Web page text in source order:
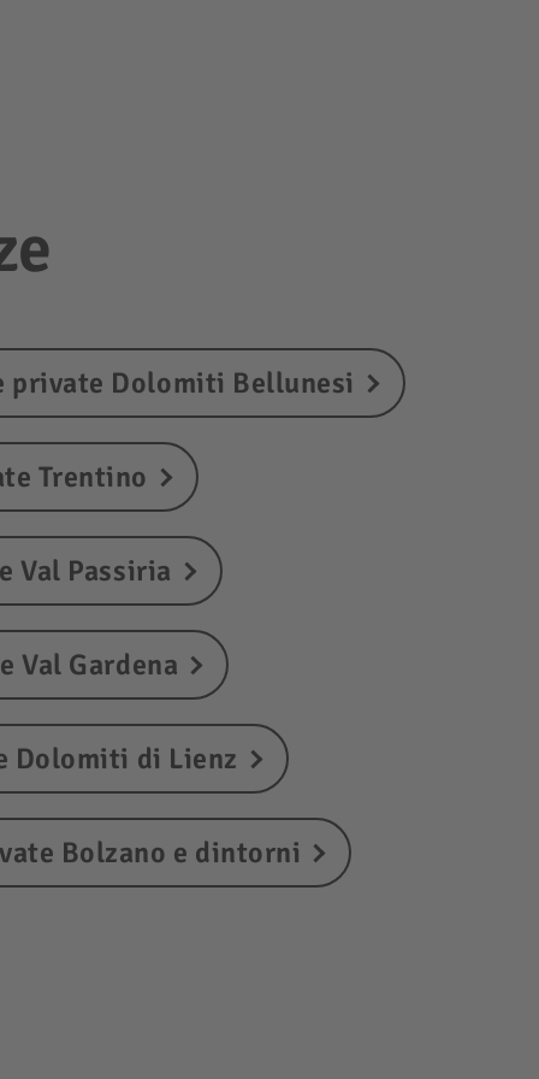
private Dolomiti Bellunesi
Trentino
Val Passiria
Val Gardena
Dolomiti di Lienz
Bolzano e dintorni